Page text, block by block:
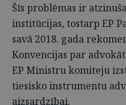
Šīs problēmas ir
institūcijas, tostarp EP
savā 2018. gada
Konvencijas par
EP Ministru komiteju
tiesisko instrumentu
aizsardzībai.